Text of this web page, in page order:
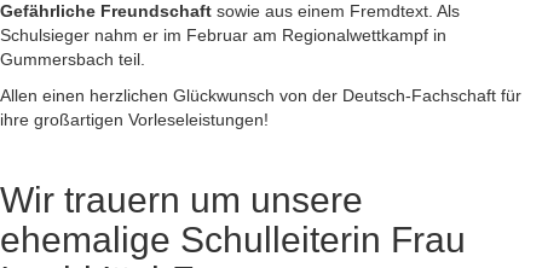
Gefährliche Freundschaft sowie aus einem Fremdtext. Als
Schulsieger nahm er im Februar am Regionalwettkampf in
Gummersbach teil.
Allen einen herzlichen Glückwunsch von der Deutsch-Fachschaft für
ihre großartigen Vorleseleistungen!
Wir trauern um unsere
ehemalige Schulleiterin Frau